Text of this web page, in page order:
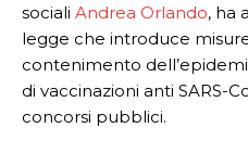
sociali Andrea Orlando, ha
legge che introduce
contenimento
di vaccinazioni anti SARS-
concorsi pubblici.